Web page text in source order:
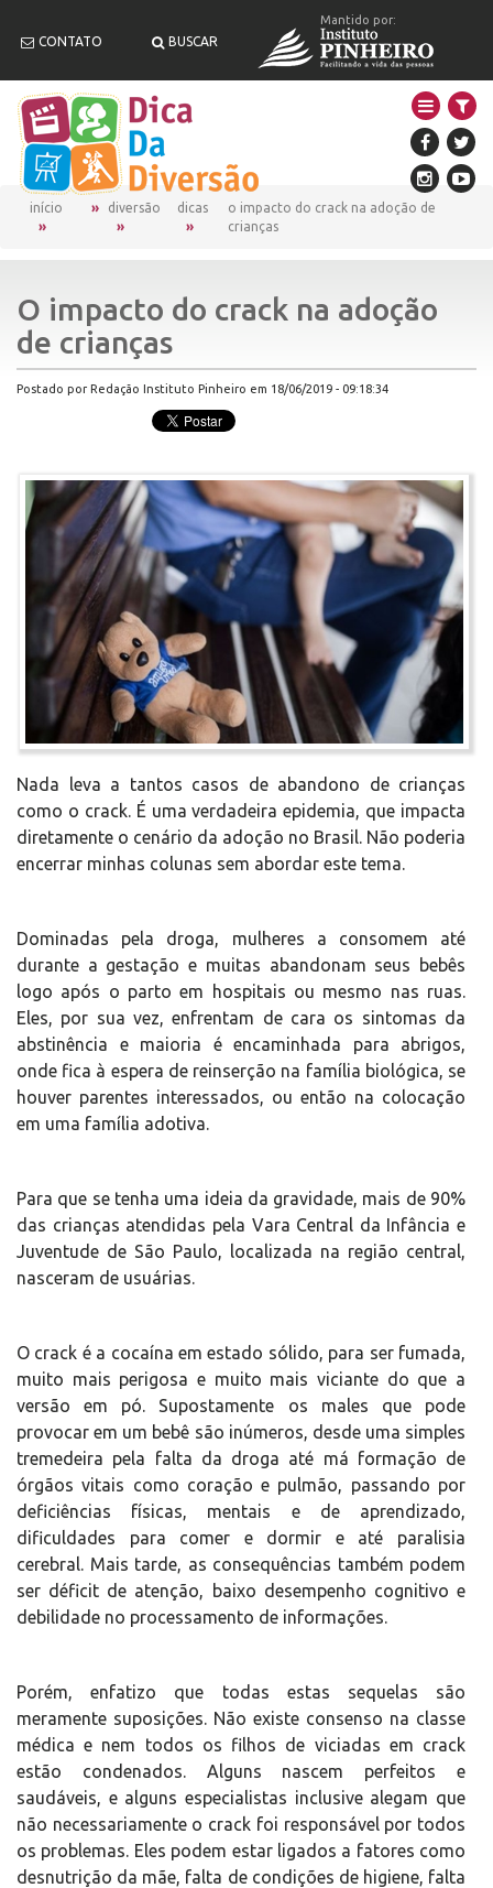
CONTATO BUSCAR
Mantido por:
início diversão dicas
o impacto do crack na adoção de
crianças
O impacto do crack na adoção
de crianças
Postado por Redação Instituto Pinheiro em 18/06/2019 - 09:18:34
Nada leva a tantos casos de abandono de crianças
como o crack. É uma verdadeira epidemia, que impacta
diretamente o cenário da adoção no Brasil. Não poderia
encerrar minhas colunas sem abordar este tema.
Dominadas pela droga, mulheres a consomem até
durante a gestação e muitas abandonam seus bebês
logo após o parto em hospitais ou mesmo nas ruas.
Eles, por sua vez, enfrentam de cara os sintomas da
abstinência e maioria é encaminhada para abrigos,
onde fica à espera de reinserção na família biológica, se
houver parentes interessados, ou então na colocação
em uma família adotiva.
Para que se tenha uma ideia da gravidade, mais de 90%
das crianças atendidas pela Vara Central da Infância e
Juventude de São Paulo, localizada na região central,
nasceram de usuárias.
O crack é a cocaína em estado sólido, para ser fumada,
muito mais perigosa e muito mais viciante do que a
versão em pó. Supostamente os males que pode
provocar em um bebê são inúmeros, desde uma simples
tremedeira pela falta da droga até má formação de
órgãos vitais como coração e pulmão, passando por
deficiências físicas, mentais e de aprendizado,
dificuldades para comer e dormir e até paralisia
cerebral. Mais tarde, as consequências também podem
ser déficit de atenção, baixo desempenho cognitivo e
debilidade no processamento de informações.
Porém, enfatizo que todas estas sequelas são
meramente suposições. Não existe consenso na classe
médica e nem todos os filhos de viciadas em crack
estão condenados. Alguns nascem perfeitos e
saudáveis, e alguns especialistas inclusive alegam que
não necessariamente o crack foi responsável por todos
os problemas. Eles podem estar ligados a fatores como
desnutrição da mãe, falta de condições de higiene, falta